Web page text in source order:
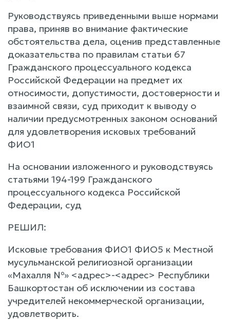
Руководствуясь приведенными выше нормами
права, приняв во внимание фактические
обстоятельства дела, оценив представленные
доказательства по правилам статьи 67
Гражданского процессуального кодекса
Российской Федерации на предмет их
относимости, допустимости, достоверности и
взаимной связи, суд приходит к выводу о
наличии предусмотренных законом оснований
для удовлетворения исковых требований
ФИО1
На основании изложенного и руководствуясь
статьями 194-199 Гражданского
процессуального кодекса Российской
Федерации, суд
РЕШИЛ:
Исковые требования ФИО1 ФИО5 к Местной
мусульманской религиозной организации
«Махалля №» <адрес>-<адрес> Республики
Башкортостан об исключении из состава
учредителей некоммерческой организации,
удовлетворить.